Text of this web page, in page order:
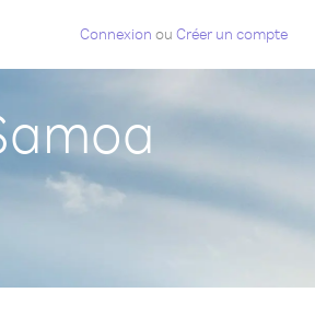
Connexion ou Créer un compte